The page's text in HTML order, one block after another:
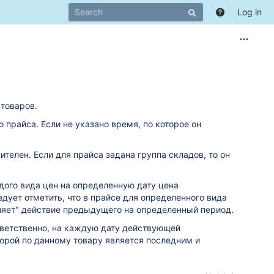
Log in
Если не указано время, по которое он
Если для прайса задана группа складов, то он
вида цен на определенную дату цена
отметить, что в прайсе для определенного вида
действие предыдущего на определенный период.
на каждую дату действующей
по данному товару является последним и